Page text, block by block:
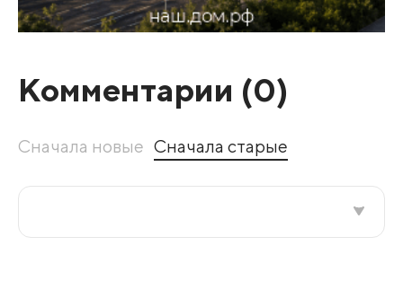
Комментарии (0)
Сначала новые Сначала старые